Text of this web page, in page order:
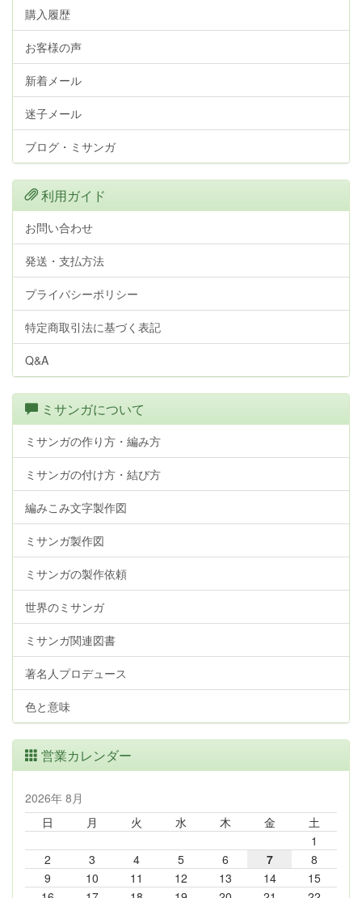
購入履歴
お客様の声
新着メール
迷子メール
ブログ・ミサンガ
利用ガイド
お問い合わせ
発送・支払方法
プライバシーポリシー
特定商取引法に基づく表記
Q&A
ミサンガについて
ミサンガの作り方・編み方
ミサンガの付け方・結び方
編みこみ文字製作図
ミサンガ製作図
ミサンガの製作依頼
世界のミサンガ
ミサンガ関連図書
著名人プロデュース
色と意味
営業カレンダー
2026年 8月
日
月 火 水 木 金
土
1
2
3 4 5 6 7
8
9
10 11 12 13 14
15